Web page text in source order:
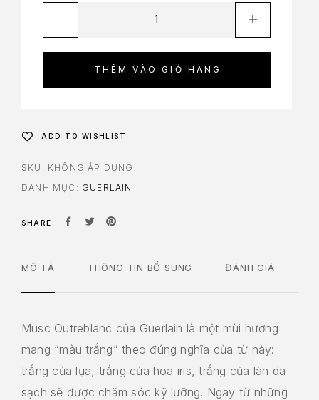
THÊM VÀO GIỎ HÀNG
ADD TO WISHLIST
SKU: KHÔNG ÁP DỤNG
DANH MỤC: GUERLAIN
SHARE
MÔ TẢ THÔNG TIN BỔ SUNG ĐÁNH GIÁ
Musc Outreblanc của Guerlain là một mùi hương
mang “màu trắng” theo đúng nghĩa của từ này:
trắng của lụa, trắng của hoa iris, trắng của làn da
sạch sẽ được chăm sóc kỹ lưỡng. Ngay từ những